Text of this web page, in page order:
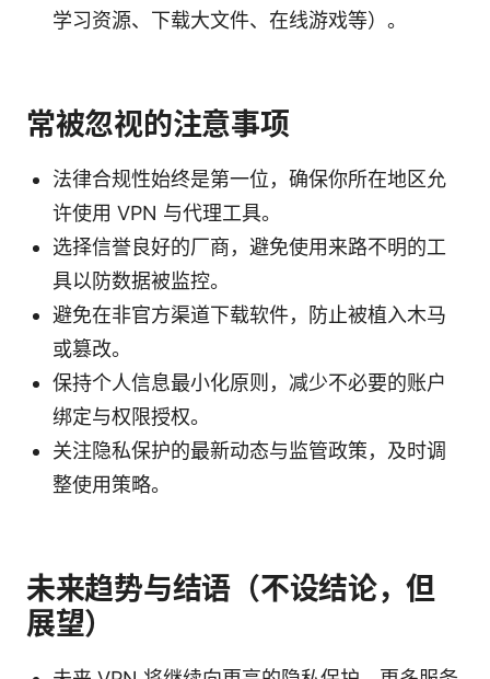
学习资源、下载大文件、在线游戏等）。
常被忽视的注意事项
法律合规性始终是第一位，确保你所在地区允
许使用 VPN 与代理工具。
选择信誉良好的厂商，避免使用来路不明的工
具以防数据被监控。
避免在非官方渠道下载软件，防止被植入木马
或篡改。
保持个人信息最小化原则，减少不必要的账户
绑定与权限授权。
关注隐私保护的最新动态与监管政策，及时调
整使用策略。
未来趋势与结语（不设结论，但
展望）